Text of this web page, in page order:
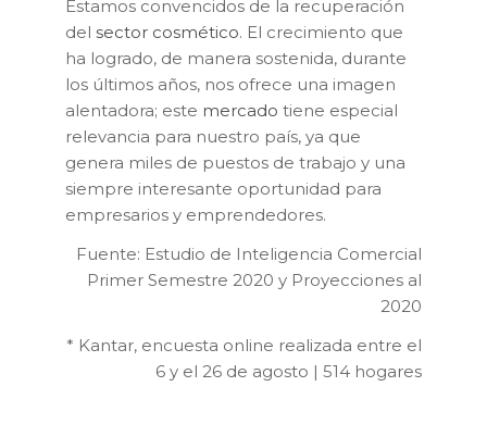
Estamos convencidos de la recuperación
del sector cosmético. El crecimiento que
ha logrado, de manera sostenida, durante
los últimos años, nos ofrece una imagen
alentadora; este mercado tiene especial
relevancia para nuestro país, ya que
genera miles de puestos de trabajo y una
siempre interesante oportunidad para
empresarios y emprendedores.
Fuente: Estudio de Inteligencia Comercial
Primer Semestre 2020 y Proyecciones al
2020
* Kantar, encuesta online realizada entre el
6 y el 26 de agosto | 514 hogares